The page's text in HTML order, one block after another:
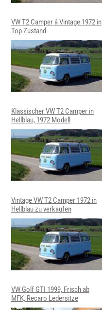
VW T2 Camper â Vintage 1972 in
Top Zustand
Klassischer VW T2 Camper in
Hellblau, 1972 Modell
Vintage VW T2 Camper 1972 in
Hellblau zu verkaufen
VW Golf GTI 1999, Frisch ab
MFK, Recaro Ledersitze